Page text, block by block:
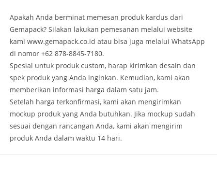
Apakah Anda berminat memesan produk kardus dari
Gemapack? Silakan lakukan pemesanan melalui website
kami www.gemapack.co.id atau bisa juga melalui WhatsApp
di nomor +62 878-8845-7180.
Spesial untuk produk custom, harap kirimkan desain dan
spek produk yang Anda inginkan. Kemudian, kami akan
memberikan informasi harga dalam satu jam.
Setelah harga terkonfirmasi, kami akan mengirimkan
mockup produk yang Anda butuhkan. Jika mockup sudah
sesuai dengan rancangan Anda, kami akan mengirim
produk Anda dalam waktu 14 hari.